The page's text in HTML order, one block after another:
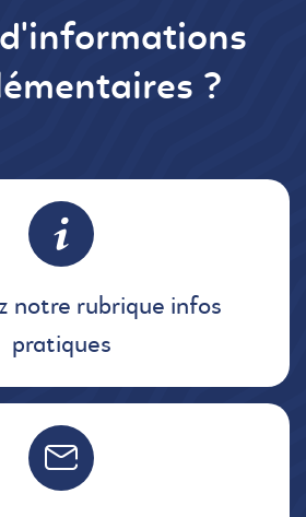
?
notre rubrique infos
pratiques